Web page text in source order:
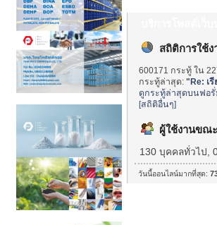
สถิติการใช้
600171 กระทู้ ใน
กระทู้ล่าสุด:"Re: เ
ดูกระทู้ล่าสุดบนฟอรั่
[สถิติอื่นๆ]
ผู้ใช้งานขณ
130 บุคคลทั่วไป,
วันนี้ออนไลน์มากที่สุด: